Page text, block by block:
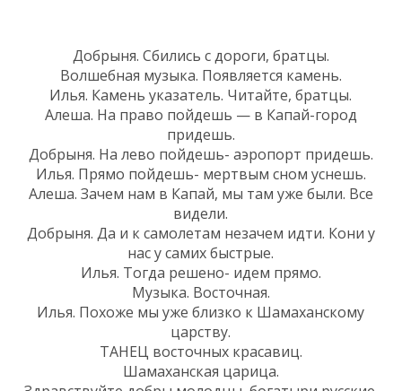
Добрыня. Сбились с дороги, братцы.
Волшебная музыка. Появляется камень.
Илья. Камень указатель. Читайте, братцы.
Алеша. На право пойдешь — в Капай-город
придешь.
Добрыня. На лево пойдешь- аэропорт придешь.
Илья. Прямо пойдешь- мертвым сном уснешь.
Алеша. Зачем нам в Капай, мы там уже были. Все
видели.
Добрыня. Да и к самолетам незачем идти. Кони у
нас у самих быстрые.
Илья. Тогда решено- идем прямо.
Музыка. Восточная.
Илья. Похоже мы уже близко к Шамаханскому
царству.
ТАНЕЦ восточных красавиц.
Шамаханская царица.